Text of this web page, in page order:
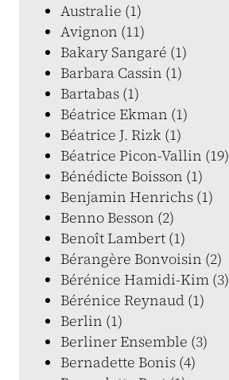
Australie (1)
Avignon (11)
Bakary Sangaré (1)
Barbara Cassin (1)
Bartabas (1)
Béatrice Ekman (1)
Béatrice J. Rizk (1)
Béatrice Picon-Vallin (19)
Bénédicte Boisson (1)
Benjamin Henrichs (1)
Benno Besson (2)
Benoît Lambert (1)
Bérangère Bonvoisin (2)
Bérénice Hamidi-Kim (3)
Bérénice Reynaud (1)
Berlin (1)
Berliner Ensemble (3)
Bernadette Bonis (4)